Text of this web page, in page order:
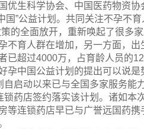
优生科学协会、中国医药物资
”公益计划。共同关注不孕不
的全面放开，重新唤起了很多
不育人群在增加，另一方面，
已超过4000万，占育龄人员的
孕中国公益计划的提出可以说是
自启动以来已与全国多家服务
锁药店签约落实该计划。诸如本
等连锁药店早已与广誉远国药